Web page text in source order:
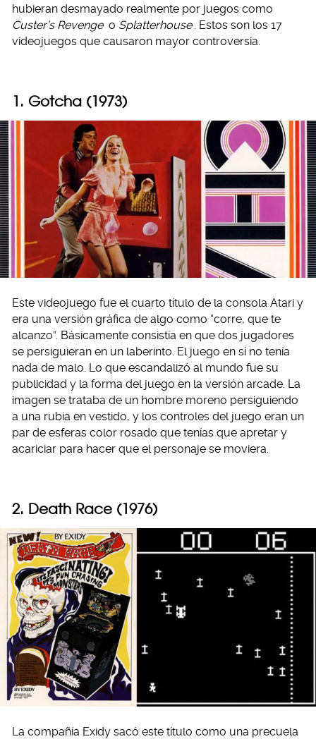
hubieran desmayado realmente por juegos como
Custer’s Revenge o Splatterhouse . Estos son los 17
videojuegos que causaron mayor controversia.
1. Gotcha (1973)
Este videojuego fue el cuarto título de la consola Atari y
era una versión gráfica de algo como “corre, que te
alcanzo”. Básicamente consistía en que dos jugadores
se persiguieran en un laberinto. El juego en sí no tenía
nada de malo. Lo que escandalizó al mundo fue su
publicidad y la forma del juego en la versión arcade. La
imagen se trataba de un hombre moreno persiguiendo
a una rubia en vestido, y los controles del juego eran un
par de esferas color rosado que tenías que apretar y
acariciar para hacer que el personaje se moviera.
2. Death Race (1976)
La compañía Exidy sacó este título como una precuela